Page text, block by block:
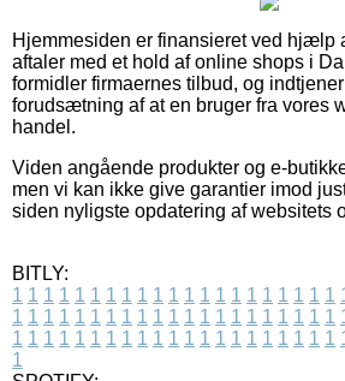
Hjemmesiden er finansieret ved hjælp
aftaler med et hold af online shops i
formidler firmaernes tilbud, og
forudsætning af at en bruger fra vores
handel.
Viden angående produkter og e-
men vi kan ikke give garantier imod
siden nyligste opdatering af websitets
BITLY:
1 1 1 1 1 1 1 1 1 1 1 1 1 1 1 1 1 1 1 1 1
1 1 1 1 1 1 1 1 1 1 1 1 1 1 1 1 1 1 1 1 1
1 1 1 1 1 1 1 1 1 1 1 1 1 1 1 1 1 1 1 1 1
1